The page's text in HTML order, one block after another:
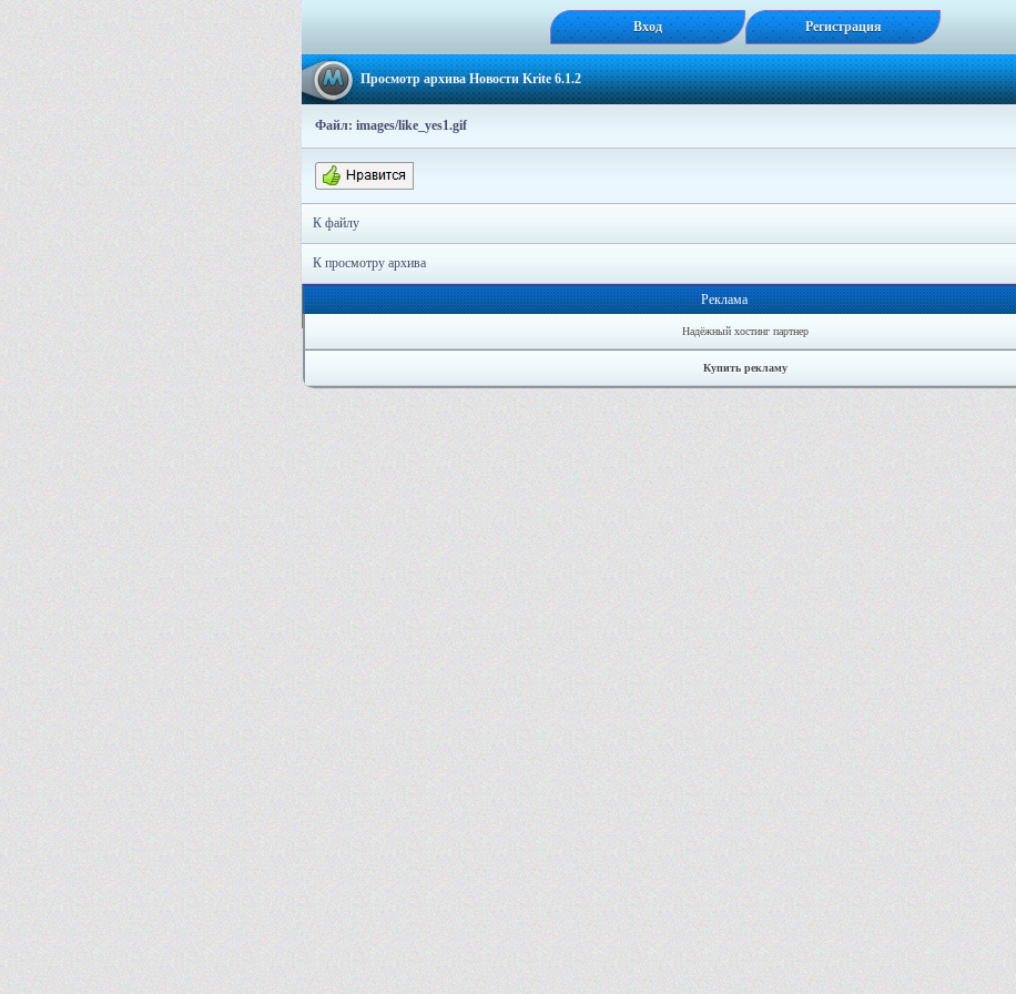
Вход Регистрация
Просмотр архива Новости Krite 6.1.2
Файл: images/like_yes1.gif
К файлу
К просмотру архива
Реклама
Надёжный хостинг партнер
Купить рекламу